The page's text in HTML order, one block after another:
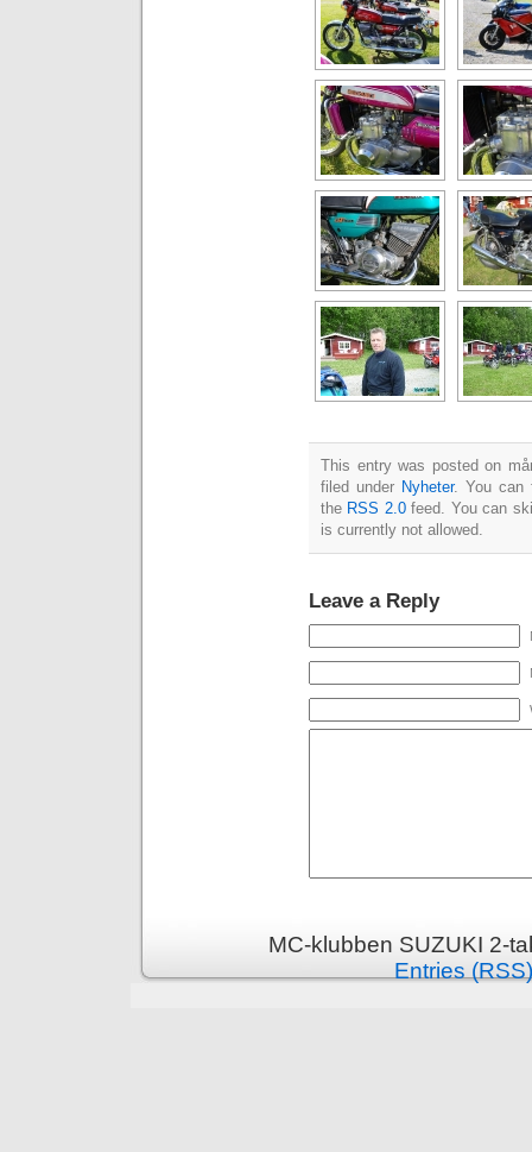
This entry was posted on
filed under Nyheter. You can
the RSS 2.0feed. You can
is currently not allowed.
Leave a Reply
MC-klubben SUZUKI 2-
Entries (RSS)